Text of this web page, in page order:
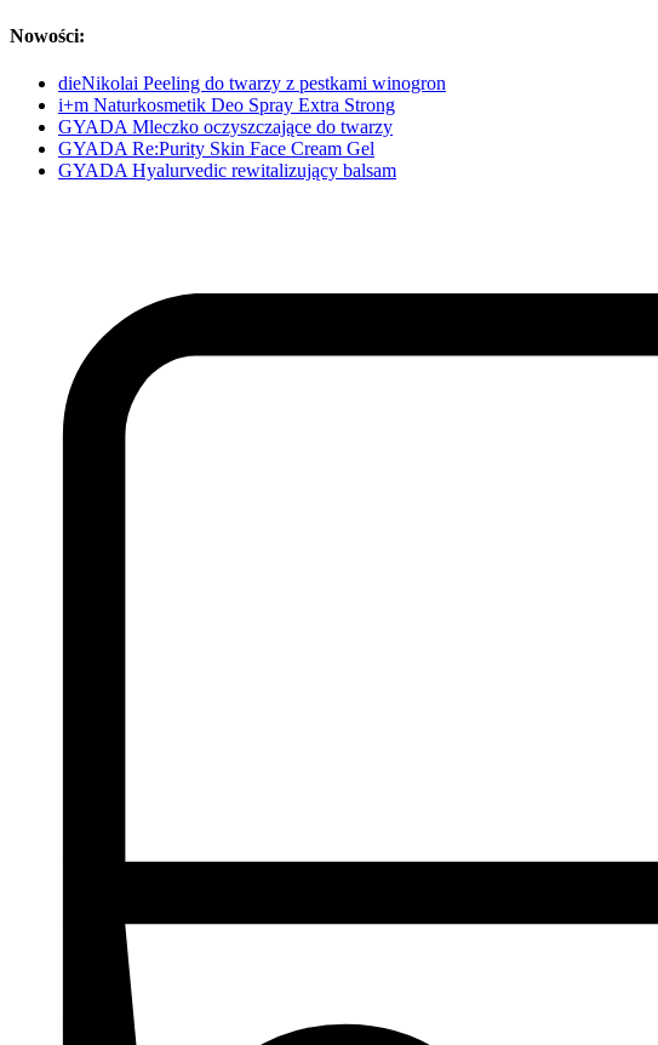
Nowości:
dieNikolai Peeling do twarzy z pestkami winogron
i+m Naturkosmetik Deo Spray Extra Strong
GYADA Mleczko oczyszczające do twarzy
GYADA Re:Purity Skin Face Cream Gel
GYADA Hyalurvedic rewitalizujący balsam